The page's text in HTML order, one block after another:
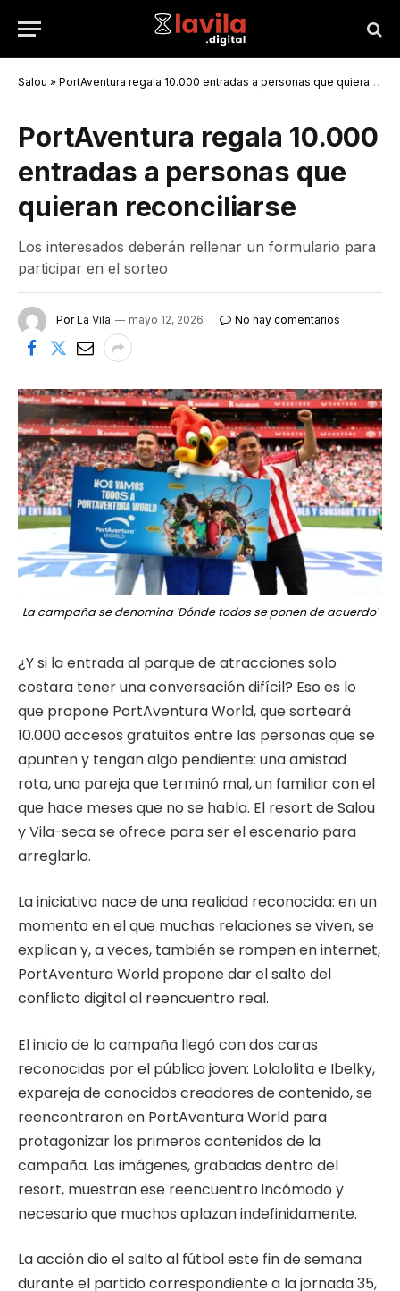
Salou » PortAventura regala 10.000 entradas a personas que quieran reconciliarse
PortAventura regala 10.000
entradas a personas que
quieran reconciliarse
Los interesados deberán rellenar un formulario para
participar en el sorteo
Por La Vila mayo 12, 2026 No hay comentarios
La campaña se denomina 'Dónde todos se ponen de acuerdo'
¿Y si la entrada al parque de atracciones solo
costara tener una conversación difícil? Eso es lo
que propone PortAventura World, que sorteará
10.000 accesos gratuitos entre las personas que se
apunten y tengan algo pendiente: una amistad
rota, una pareja que terminó mal, un familiar con el
que hace meses que no se habla. El resort de Salou
y Vila-seca se ofrece para ser el escenario para
arreglarlo.
La iniciativa nace de una realidad reconocida: en un
momento en el que muchas relaciones se viven, se
explican y, a veces, también se rompen en internet,
PortAventura World propone dar el salto del
conflicto digital al reencuentro real.
El inicio de la campaña llegó con dos caras
reconocidas por el público joven: Lolalolita e Ibelky,
expareja de conocidos creadores de contenido, se
reencontraron en PortAventura World para
protagonizar los primeros contenidos de la
campaña. Las imágenes, grabadas dentro del
resort, muestran ese reencuentro incómodo y
necesario que muchos aplazan indefinidamente.
La acción dio el salto al fútbol este fin de semana
durante el partido correspondiente a la jornada 35,